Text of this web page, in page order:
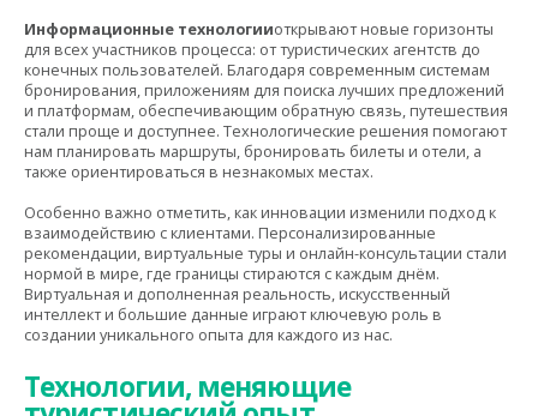
Информационные технологииоткрывают новые горизонты
для всех участников процесса: от туристических агентств до
конечных пользователей. Благодаря современным системам
бронирования, приложениям для поиска лучших предложений
и платформам, обеспечивающим обратную связь, путешествия
стали проще и доступнее. Технологические решения помогают
нам планировать маршруты, бронировать билеты и отели, а
также ориентироваться в незнакомых местах.
Особенно важно отметить, как инновации изменили подход к
взаимодействию с клиентами. Персонализированные
рекомендации, виртуальные туры и онлайн-консультации стали
нормой в мире, где границы стираются с каждым днём.
Виртуальная и дополненная реальность, искусственный
интеллект и большие данные играют ключевую роль в
создании уникального опыта для каждого из нас.
Технологии, меняющие